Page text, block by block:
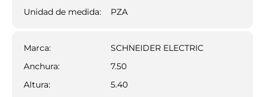
Unidad de medida:
PZA
Marca:
SCHNEIDER ELECTRIC
Anchura:
7.50
Altura:
5.40